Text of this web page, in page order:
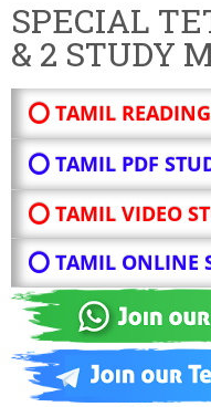
SPECIAL
& 2 STUDY
⭕ TAMIL
⭕ TAMIL PDF
⭕ TAMIL VIDEO
⭕ TAMIL ONLINE